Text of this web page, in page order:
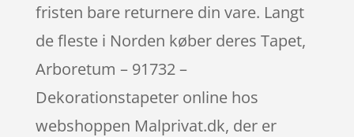
fristen bare returnere din vare. Langt
de fleste i Norden køber deres Tapet,
Arboretum – 91732 –
Dekorationstapeter online hos
webshoppen Malprivat.dk, der er